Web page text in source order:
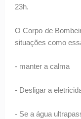
23h.
O Corpo de
situações como
- manter a calma
- Desligar a
- Se a água